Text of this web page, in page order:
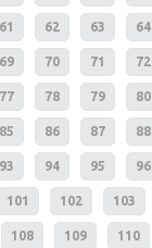
61 62 63 64
69 70 71 72
77 78 79 80
85 86 87 88
93 94 95 96
101 102 103
108 109 110